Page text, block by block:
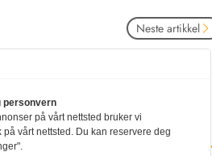
Neste artikkel
personvern
på vårt nettsted bruker vi
vårt nettsted. Du kan reservere deg